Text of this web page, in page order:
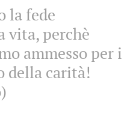
la fede
vita, perchè
ammesso per i
della carità!